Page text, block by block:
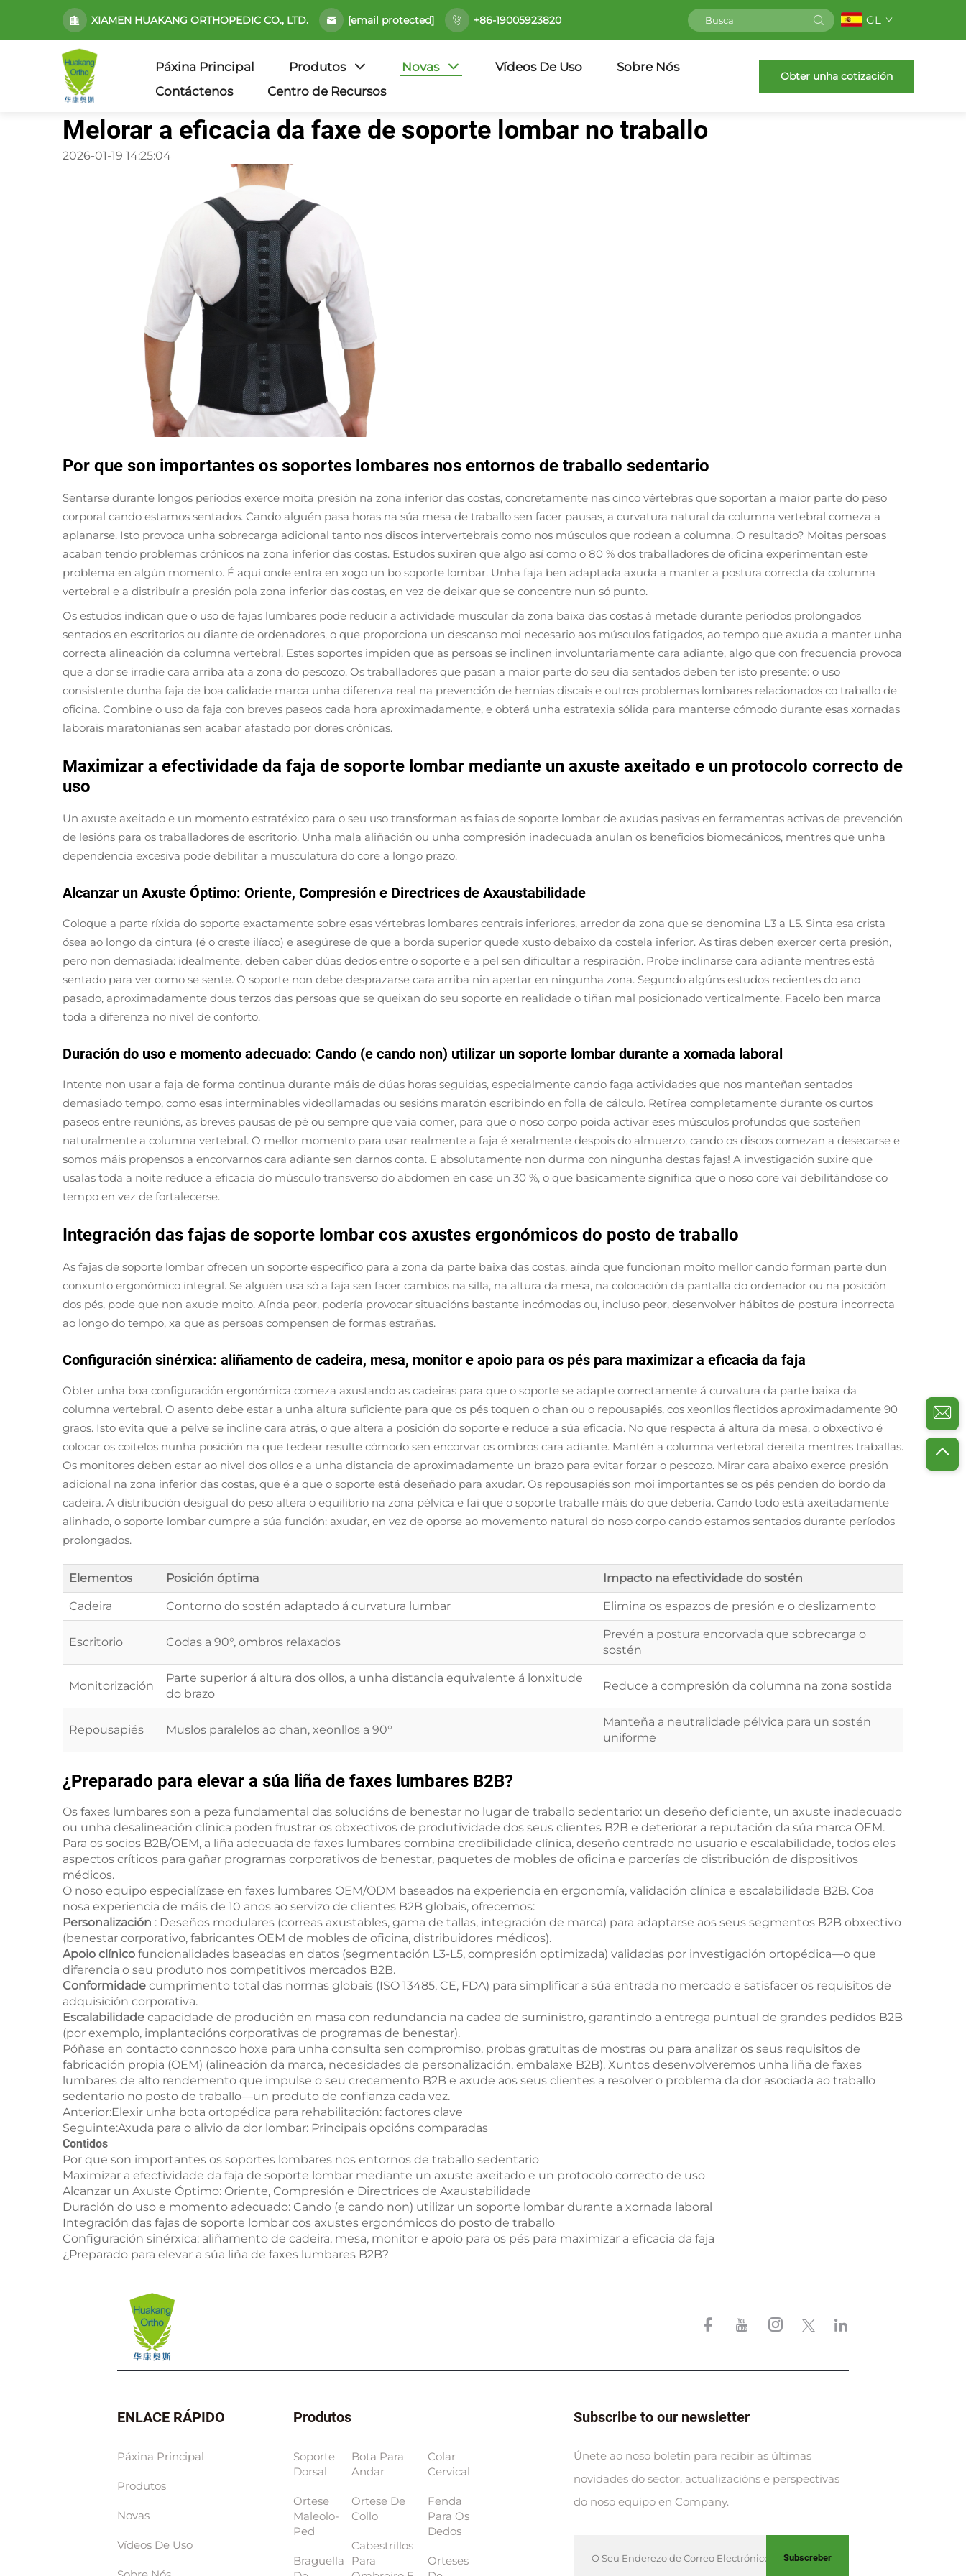
XIAMEN HUAKANG ORTHOPEDIC CO., LTD. [email protected] +86-19005923820 GL
Páxina Principal Produtos Novas Vídeos De Uso
Sobre Nós
Contáctenos
Centro de Recursos
Obter unha cotización
Melorar a eficacia da faxe de soporte lombar no traballo
2026-01-19 14:25:04
Por que son importantes os soportes lombares nos entornos de traballo sedentario
Sentarse durante longos períodos exerce moita presión na zona inferior das costas, concretamente nas cinco vértebras que soportan a maior parte do peso
corporal cando estamos sentados. Cando alguén pasa horas na súa mesa de traballo sen facer pausas, a curvatura natural da columna vertebral comeza a
aplanarse. Isto provoca unha sobrecarga adicional tanto nos discos intervertebrais como nos músculos que rodean a columna. O resultado? Moitas persoas
acaban tendo problemas crónicos na zona inferior das costas. Estudos suxiren que algo así como o 80 % dos traballadores de oficina experimentan este
problema en algún momento. É aquí onde entra en xogo un bo soporte lombar. Unha faja ben adaptada axuda a manter a postura correcta da columna
vertebral e a distribuír a presión pola zona inferior das costas, en vez de deixar que se concentre nun só punto.
Os estudos indican que o uso de fajas lumbares pode reducir a actividade muscular da zona baixa das costas á metade durante períodos prolongados
sentados en escritorios ou diante de ordenadores, o que proporciona un descanso moi necesario aos músculos fatigados, ao tempo que axuda a manter unha
correcta alineación da columna vertebral. Estes soportes impiden que as persoas se inclinen involuntariamente cara adiante, algo que con frecuencia provoca
que a dor se irradie cara arriba ata a zona do pescozo. Os traballadores que pasan a maior parte do seu día sentados deben ter isto presente: o uso
consistente dunha faja de boa calidade marca unha diferenza real na prevención de hernias discais e outros problemas lombares relacionados co traballo de
oficina. Combine o uso da faja con breves paseos cada hora aproximadamente, e obterá unha estratexia sólida para manterse cómodo durante esas xornadas
laborais maratonianas sen acabar afastado por dores crónicas.
Maximizar a efectividade da faja de soporte lombar mediante un axuste axeitado e un protocolo correcto de
uso
Un axuste axeitado e un momento estratéxico para o seu uso transforman as faias de soporte lombar de axudas pasivas en ferramentas activas de prevención
de lesións para os traballadores de escritorio. Unha mala aliñación ou unha compresión inadecuada anulan os beneficios biomecánicos, mentres que unha
dependencia excesiva pode debilitar a musculatura do core a longo prazo.
Alcanzar un Axuste Óptimo: Oriente, Compresión e Directrices de Axaustabilidade
Coloque a parte ríxida do soporte exactamente sobre esas vértebras lombares centrais inferiores, arredor da zona que se denomina L3 a L5. Sinta esa crista
ósea ao longo da cintura (é o creste ilíaco) e asegúrese de que a borda superior quede xusto debaixo da costela inferior. As tiras deben exercer certa presión,
pero non demasiada: idealmente, deben caber dúas dedos entre o soporte e a pel sen dificultar a respiración. Probe inclinarse cara adiante mentres está
sentado para ver como se sente. O soporte non debe desprazarse cara arriba nin apertar en ningunha zona. Segundo algúns estudos recientes do ano
pasado, aproximadamente dous terzos das persoas que se queixan do seu soporte en realidade o tiñan mal posicionado verticalmente. Facelo ben marca
toda a diferenza no nivel de conforto.
Duración do uso e momento adecuado: Cando (e cando non) utilizar un soporte lombar durante a xornada laboral
Intente non usar a faja de forma continua durante máis de dúas horas seguidas, especialmente cando faga actividades que nos manteñan sentados
demasiado tempo, como esas interminables videollamadas ou sesións maratón escribindo en folla de cálculo. Retírea completamente durante os curtos
paseos entre reunións, as breves pausas de pé ou sempre que vaia comer, para que o noso corpo poida activar eses músculos profundos que sosteñen
naturalmente a columna vertebral. O mellor momento para usar realmente a faja é xeralmente despois do almuerzo, cando os discos comezan a desecarse e
somos máis propensos a encorvarnos cara adiante sen darnos conta. E absolutamente non durma con ningunha destas fajas! A investigación suxire que
usalas toda a noite reduce a eficacia do músculo transverso do abdomen en case un 30 %, o que basicamente significa que o noso core vai debilitándose co
tempo en vez de fortalecerse.
Integración das fajas de soporte lombar cos axustes ergonómicos do posto de traballo
As fajas de soporte lombar ofrecen un soporte específico para a zona da parte baixa das costas, aínda que funcionan moito mellor cando forman parte dun
conxunto ergonómico integral. Se alguén usa só a faja sen facer cambios na silla, na altura da mesa, na colocación da pantalla do ordenador ou na posición
dos pés, pode que non axude moito. Aínda peor, podería provocar situacións bastante incómodas ou, incluso peor, desenvolver hábitos de postura incorrecta
ao longo do tempo, xa que as persoas compensen de formas estrañas.
Configuración sinérxica: aliñamento de cadeira, mesa, monitor e apoio para os pés para maximizar a eficacia da faja
Obter unha boa configuración ergonómica comeza axustando as cadeiras para que o soporte se adapte correctamente á curvatura da parte baixa da
columna vertebral. O asento debe estar a unha altura suficiente para que os pés toquen o chan ou o repousapiés, cos xeonllos flectidos aproximadamente 90
graos. Isto evita que a pelve se incline cara atrás, o que altera a posición do soporte e reduce a súa eficacia. No que respecta á altura da mesa, o obxectivo é
colocar os coitelos nunha posición na que teclear resulte cómodo sen encorvar os ombros cara adiante. Mantén a columna vertebral dereita mentres traballas.
Os monitores deben estar ao nivel dos ollos e a unha distancia de aproximadamente un brazo para evitar forzar o pescozo. Mirar cara abaixo exerce presión
adicional na zona inferior das costas, que é a que o soporte está deseñado para axudar. Os repousapiés son moi importantes se os pés penden do bordo da
cadeira. A distribución desigual do peso altera o equilibrio na zona pélvica e fai que o soporte traballe máis do que debería. Cando todo está axeitadamente
alinhado, o soporte lombar cumpre a súa función: axudar, en vez de oporse ao movemento natural do noso corpo cando estamos sentados durante períodos
prolongados.
Elementos Posición óptima Impacto na efectividade do sostén
Cadeira Contorno do sostén adaptado á curvatura lumbar Elimina os espazos de presión e o deslizamento
Escritorio Codas a 90°, ombros relaxados
Prevén a postura encorvada que sobrecarga o
sostén
Monitorización
Parte superior á altura dos ollos, a unha distancia equivalente á lonxitude
do brazo
Reduce a compresión da columna na zona sostida
Repousapiés Muslos paralelos ao chan, xeonllos a 90°
Manteña a neutralidade pélvica para un sostén
uniforme
¿Preparado para elevar a súa liña de faxes lumbares B2B?
Os faxes lumbares son a peza fundamental das solucións de benestar no lugar de traballo sedentario: un deseño deficiente, un axuste inadecuado
ou unha desalineación clínica poden frustrar os obxectivos de produtividade dos seus clientes B2B e deteriorar a reputación da súa marca OEM.
Para os socios B2B/OEM, a liña adecuada de faxes lumbares combina credibilidade clínica, deseño centrado no usuario e escalabilidade, todos eles
aspectos críticos para gañar programas corporativos de benestar, paquetes de mobles de oficina e parcerías de distribución de dispositivos
médicos.
O noso equipo especialízase en faxes lumbares OEM/ODM baseados na experiencia en ergonomía, validación clínica e escalabilidade B2B. Coa
nosa experiencia de máis de 10 anos ao servizo de clientes B2B globais, ofrecemos:
Personalización : Deseños modulares (correas axustables, gama de tallas, integración de marca) para adaptarse aos seus segmentos B2B obxectivo
(benestar corporativo, fabricantes OEM de mobles de oficina, distribuidores médicos).
Apoio clínico funcionalidades baseadas en datos (segmentación L3-L5, compresión optimizada) validadas por investigación ortopédica—o que
diferencia o seu produto nos competitivos mercados B2B.
Conformidade cumprimento total das normas globais (ISO 13485, CE, FDA) para simplificar a súa entrada no mercado e satisfacer os requisitos de
adquisición corporativa.
Escalabilidade capacidade de produción en masa con redundancia na cadea de suministro, garantindo a entrega puntual de grandes pedidos B2B
(por exemplo, implantacións corporativas de programas de benestar).
Póñase en contacto connosco hoxe para unha consulta sen compromiso, probas gratuitas de mostras ou para analizar os seus requisitos de
fabricación propia (OEM) (alineación da marca, necesidades de personalización, embalaxe B2B). Xuntos desenvolveremos unha liña de faxes
lumbares de alto rendemento que impulse o seu crecemento B2B e axude aos seus clientes a resolver o problema da dor asociada ao traballo
sedentario no posto de traballo—un produto de confianza cada vez.
Anterior:Elexir unha bota ortopédica para rehabilitación: factores clave
Seguinte:Axuda para o alivio da dor lombar: Principais opcións comparadas
Contidos
Por que son importantes os soportes lombares nos entornos de traballo sedentario
Maximizar a efectividade da faja de soporte lombar mediante un axuste axeitado e un protocolo correcto de uso
Alcanzar un Axuste Óptimo: Oriente, Compresión e Directrices de Axaustabilidade
Duración do uso e momento adecuado: Cando (e cando non) utilizar un soporte lombar durante a xornada laboral
Integración das fajas de soporte lombar cos axustes ergonómicos do posto de traballo
Configuración sinérxica: aliñamento de cadeira, mesa, monitor e apoio para os pés para maximizar a eficacia da faja
¿Preparado para elevar a súa liña de faxes lumbares B2B?
ENLACE RÁPIDO
Páxina Principal
Produtos
Novas
Vídeos De Uso
Produtos
Soporte
Dorsal
Ortese
Maleolo-
Ped
Braguella
Bota Para
Andar
Ortese De
Collo
Cabestrillos
Para
Colar
Cervical
Fenda
Para Os
Dedos
Orteses
Subscribe to our newsletter
Únete ao noso boletín para recibir as últimas
novidades do sector, actualizacións e perspectivas
do noso equipo en Company.
Subscreber